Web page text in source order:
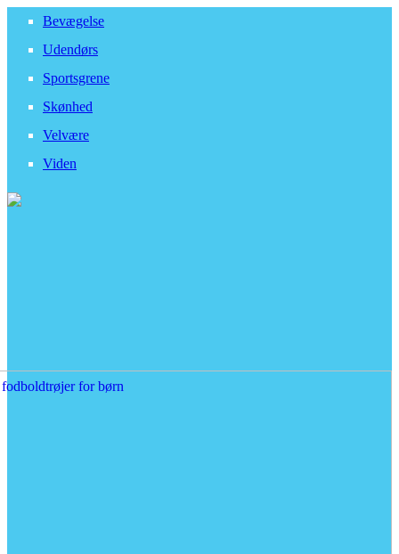
Bevægelse
Udendørs
Sportsgrene
Skønhed
Velvære
Viden